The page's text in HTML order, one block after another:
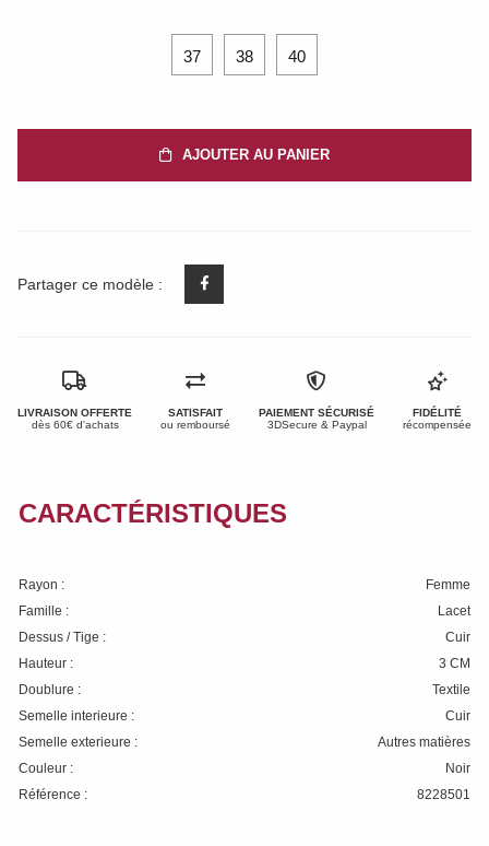
37 38 40
AJOUTER AU PANIER
Partager ce modèle :
LIVRAISON OFFERTE
dès 60€ d'achats
SATISFAIT
ou remboursé
PAIEMENT SÉCURISÉ
3DSecure & Paypal
FIDÉLITÉ
récompensée
CARACTÉRISTIQUES
Rayon :
Femme
Famille :
Lacet
Dessus / Tige :
Cuir
Hauteur :
3 CM
Doublure :
Textile
Semelle interieure :
Cuir
Semelle exterieure :
Autres matières
Couleur :
Noir
Référence :
8228501